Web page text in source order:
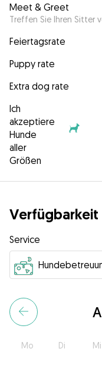
Meet & Greet
Treffen Sie Ihren Sitter
Feiertagsrate
Puppy rate
Extra dog rate
Ich
akzeptiere
Hunde
aller
Größen
Verfügbarkeit
Service
Mo Di Mi